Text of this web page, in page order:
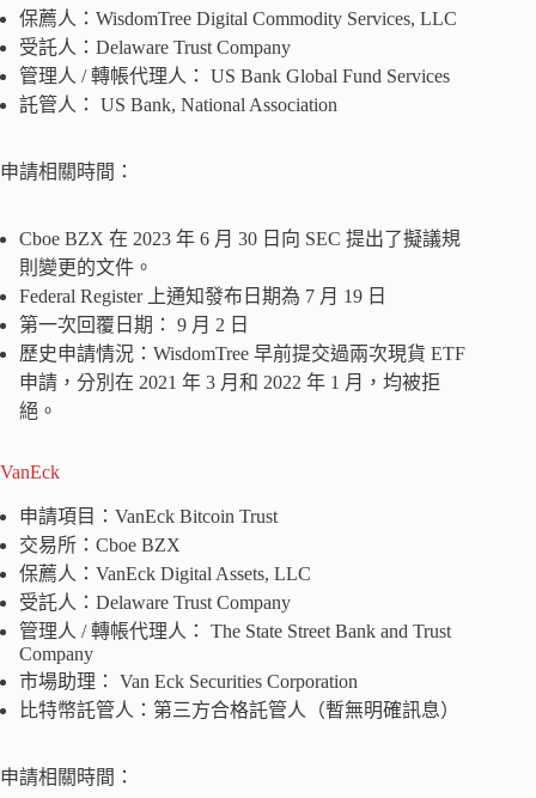
保薦人：WisdomTree Digital Commodity Services, LLC
受託人：Delaware Trust Company
管理人 / 轉帳代理人： US Bank Global Fund Services
託管人： US Bank, National Association
申請相關時間：
Cboe BZX 在 2023 年 6 月 30 日向 SEC 提出了擬議規
則變更的文件。
Federal Register 上通知發布日期為 7 月 19 日
第一次回覆日期： 9 月 2 日
歷史申請情況：WisdomTree 早前提交過兩次現貨 ETF
申請，分別在 2021 年 3 月和 2022 年 1 月，均被拒
絕。
VanEck
申請項目：VanEck Bitcoin Trust
交易所：Cboe BZX
保薦人：VanEck Digital Assets, LLC
受託人：Delaware Trust Company
管理人 / 轉帳代理人： The State Street Bank and Trust
Company
市場助理： Van Eck Securities Corporation
比特幣託管人：第三方合格託管人（暫無明確訊息）
申請相關時間：